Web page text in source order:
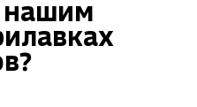
нашим